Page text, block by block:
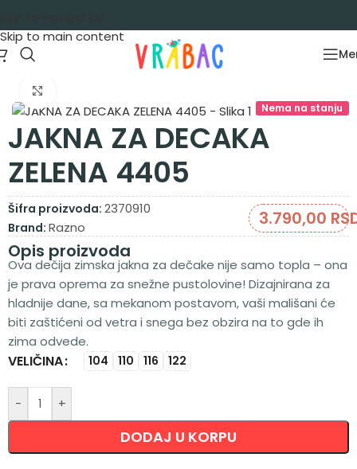
Skip to main content
Nema na stanju
JAKNA ZA DECAKA
ZELENA 4405
Šifra proizvoda: 2370910
Brand: Razno 3.790,00
Opis proizvoda
Ova dečija zimska jakna za dečake nije samo topla – ona
je prava oprema za snežne pustolovine! Dizajnirana za
hladnije dane, sa mekanom postavom, vaši mališani će
biti zaštićeni od vetra i snega bez obzira na to gde ih
zima odvede.
VELIČINA 104 110 116 122
- +
DODAJ U KORPU
Alternative: